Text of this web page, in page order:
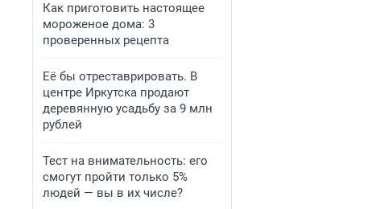
Как приготовить настоящее
мороженое дома: 3
проверенных рецепта
Её бы отреставрировать. В
центре Иркутска продают
деревянную усадьбу за 9 млн
рублей
Тест на внимательность: его
смогут пройти только 5%
людей — вы в их числе?